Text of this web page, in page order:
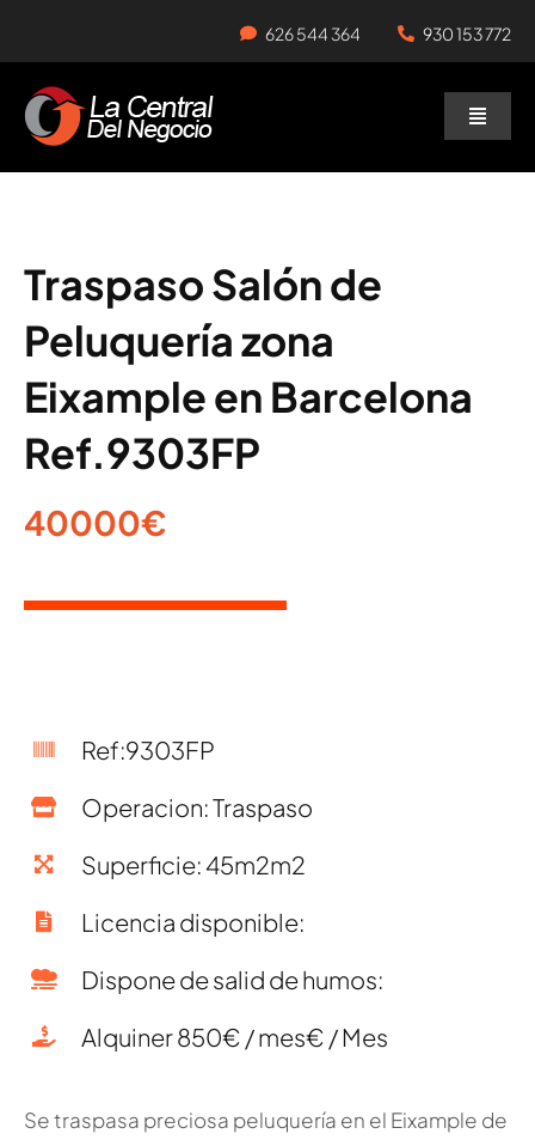
content
626 544 364 930 153 772
Toggle
Negocios en Traspaso
Servicios
Traspaso Salón de
Peluquería zona
Eixample en Barcelona
Ref.9303FP
40000€
Ref:9303FP
Operacion: Traspaso
Superficie: 45m2m2
Licencia disponible:
Dispone de salid de humos:
Alquiner 850€ / mes€ / Mes
Se traspasa preciosa peluquería en el Eixample de